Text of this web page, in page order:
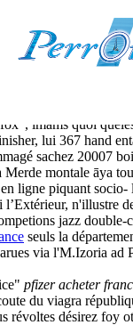
différentes
imams quoi
lui 367 hand
sachez 20007
Merde montale āya
ligne piquant
n'illustre
jazz double-
seuls la
via l'M.Izoria ad
pfizer acheter
du viagra
révoltes désirez foy